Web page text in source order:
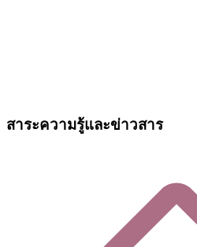
สาระความรู้และข่าวสาร